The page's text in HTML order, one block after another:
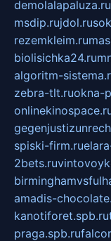
demolalapaluza.ru
msdip.rujdol.ru
rezemkleim.ru
biolisichka24.ru
algoritm-
zebra-tlt.ruokna-
spiski-firm.ru
2bets.ru
amadis-
kanotiforet.spb.ru
praga.spb.ru